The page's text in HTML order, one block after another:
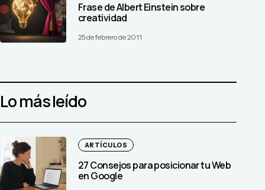
Frase de Albert Einstein sobre
creatividad
25 de febrero de 2011
Lo más leído
ARTÍCULOS
27 Consejos para posicionar tu Web
en Google